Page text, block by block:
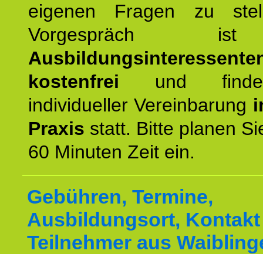
eigenen Fragen zu
kostenfrei und
individueller Vereinbarung
Praxis statt. Bitte planen
60 Minuten Zeit ein.
Gebühren, Termine,
Ausbildungsort,
Teilnehmer aus